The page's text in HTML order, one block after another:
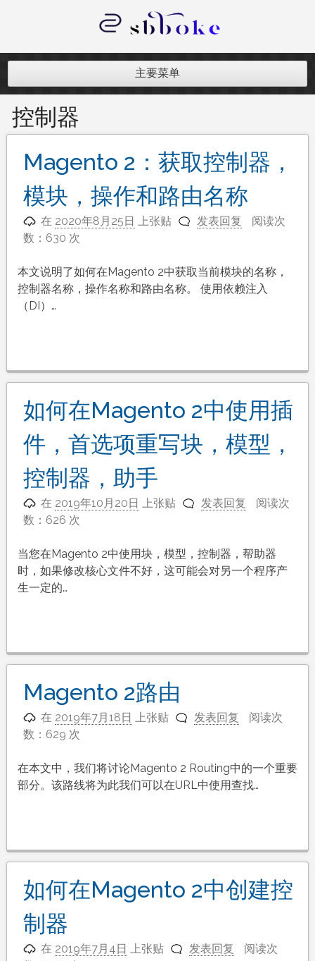
内
记录跨境电商独立站开发遇到的点点
主要菜单
控制器
Magento 2：获取控制器，
模块，操作和路由名称
在 2020年8月25日 上张贴 发表回复
阅读次
数：630 次
本文说明了如何在Magento 2中获取当前模块的名称，
控制器名称，操作名称和路由名称。 使用依赖注入
（DI）…
如何在Magento 2中使用插
件，首选项重写块，模型，
控制器，助手
在 2019年10月20日 上张贴 发表回复
阅读次
数：626 次
当您在Magento 2中使用块，模型，控制器，帮助器
时，如果修改核心文件不好，这可能会对另一个程序产
生一定的…
Magento 2路由
在 2019年7月18日 上张贴 发表回复
阅读次
数：629 次
在本文中，我们将讨论Magento 2 Routing中的一个重要
部分。该路线将为此我们可以在URL中使用查找…
如何在Magento 2中创建控
制器
在 2019年7月4日 上张贴 发表回复
阅读次